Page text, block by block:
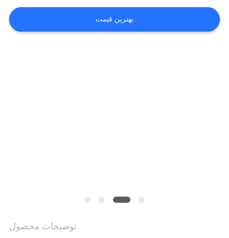
سیاست
حفظ
بهترین قیمت
توضیحات محصول